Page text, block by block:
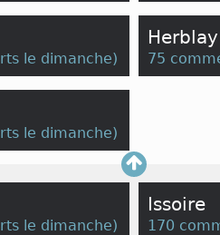
le dimanche)
Herblay
75
le dimanche)
le dimanche)
Issoire
170